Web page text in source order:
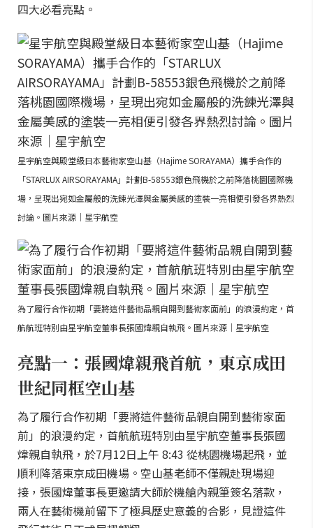
四大必看亮點。
星宇航空與殿堂級日本藝術家空山基（Hajime SORAYAMA）攜手合作的
「STARLUX AIRSORAYAMA」計劃B-58553銀色飛機於之前降落桃園國際機
場，呈現出宛如金屬般的洗鍊光澤與金屬美感的塗裝一亮相便引發各界熱烈
討論。圖片來源｜星宇航空
為了履行合作初期「要將這件藝術品親自開到藝術家面前」的浪漫約定，首
航航班特別由星宇航空董事長張國煒親自執飛。圖片來源｜星宇航空
亮點一：張國煒親飛首航，東京成田
世紀同框空山基
為了履行合作初期「要將這件藝術品親自開到藝術家面
前」的浪漫約定，首航航班特別由星宇航空董事長張國
煒親自執飛，於7月12日上午 8:43 從桃園機場起飛，並
順利降落東京成田機場。空山基老師不僅親赴現場迎
接，張國煒董事長更邀請大師於機艙內親筆簽名落款，
兩人在藝術機前留下了極具歷史意義的合影，見證這件